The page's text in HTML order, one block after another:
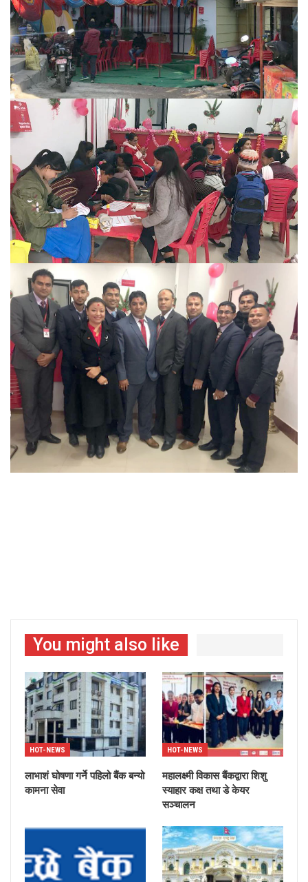
You might also like
HOT-NEWS
लाभाशं घोषणा गर्ने पहिलो बैंक बन्यो
कामना सेवा
HOT-NEWS
महालक्ष्मी विकास बैंकद्वारा शिशु
स्याहार कक्ष तथा डे केयर
सञ्चालन